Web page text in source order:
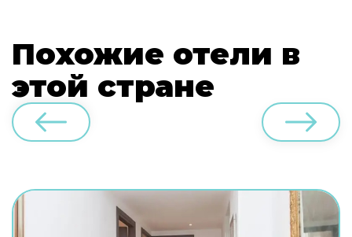
Похожие отели в
этой стране